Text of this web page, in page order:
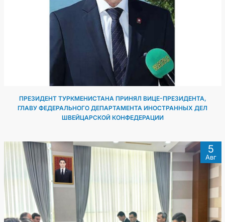
ПРЕЗИДЕНТ ТУРКМЕНИСТАНА ПРИНЯЛ ВИЦЕ-ПРЕЗИДЕНТА,
ГЛАВУ ФЕДЕРАЛЬНОГО ДЕПАРТАМЕНТА ИНОСТРАННЫХ ДЕЛ
ШВЕЙЦАРСКОЙ КОНФЕДЕРАЦИИ
5
Авг